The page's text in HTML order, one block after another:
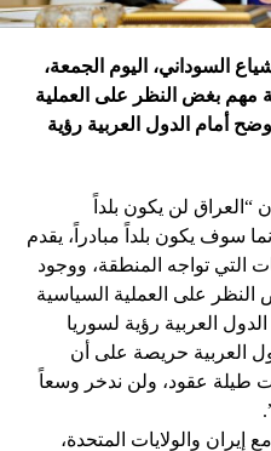
السوداني، اليوم الجمعة،
مهم بغض النظر على العملية
أمام الدول العربية رؤية
“العراق لن يكون بلداً
سوف يكون بلداً مبادراً، يقدم
التي تواجه المنطقة، ووجود
على العملية السياسية
العربية رؤية لسوريا
العربية حريصة على أن
طيلة عقود، ولن ندخر وسعاً
والولايات المتحدة،